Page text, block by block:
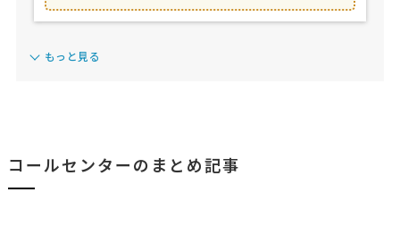
もっと見る
コールセンターのまとめ記事